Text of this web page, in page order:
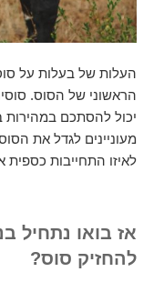
העלות של בעלות על
הראשוני של הסוס.
יכול להסתכם
מעוניינים לגדל את
לאיזו התחייבות כספית
אז בואו נתחיל
להחזיק סוס?